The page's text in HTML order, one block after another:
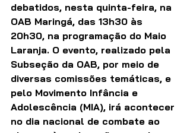
debatidos, nesta quinta-feira, na
OAB Maringá, das 13h30 às
20h30, na programação do Maio
Laranja. O evento, realizado pela
Subseção da OAB, por meio de
diversas comissões temáticas, e
pelo Movimento Infância e
Adolescência (MIA), irá acontecer
no dia nacional de combate ao